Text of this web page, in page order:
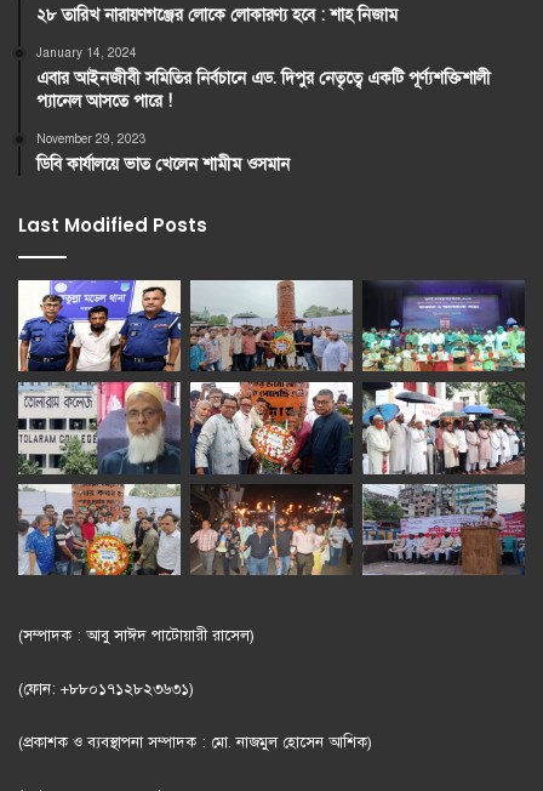
২৮ তারিখ নারায়ণগঞ্জের লোকে লোকারণ্য হবে : শাহ নিজাম
January 14, 2024
এবার আইনজীবী সমিতির নির্বচানে এড. দিপুর নেতৃত্বে একটি পূর্ণ্যশক্তিশালী
প্যানেল আসতে পারে !
November 29, 2023
ডিবি কার্যালয়ে ভাত খেলেন শামীম ওসমান
Last Modified Posts
(সম্পাদক : আবু সাঈদ পাটোয়ারী রাসেল)
(ফোন: +৮৮০১৭১২৮২৩৬৩১)
(প্রকাশক ও ব্যবস্থাপনা সম্পাদক : মো. নাজমুল হোসেন আশিক)